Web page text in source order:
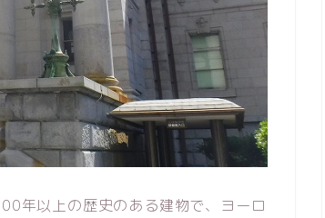
年以上の歴史のある建物で、ヨーロ